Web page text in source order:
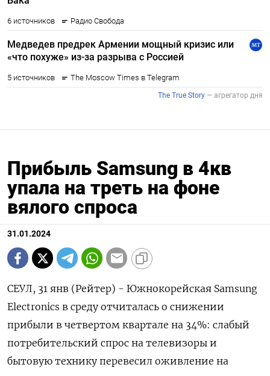
Прибыль Samsung в 4кв
упала на треть на фоне
вялого спроса
31.01.2024
СЕУЛ, 31 янв (Рейтер) - Южнокорейская Samsung
Electronics в среду отчиталась о снижении
прибыли в четвертом квартале на 34%: слабый
потребительский спрос на телевизоры и
бытовую технику перевесил оживление на